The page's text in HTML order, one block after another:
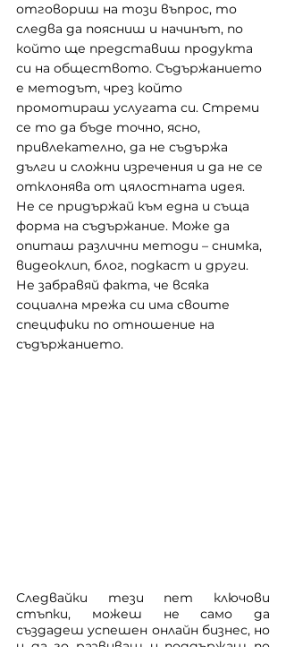
отговориш на този въпрос, то
следва да поясниш и начинът, по
който ще представиш продукта
си на обществото. Съдържанието
е методът, чрез който
промотираш услугата си. Стреми
се то да бъде точно, ясно,
привлекателно, да не съдържа
дълги и сложни изречения и да не се
отклонява от цялостната идея.
Не се придържай към една и съща
форма на съдържание. Може да
опиташ различни методи – снимка,
видеоклип, блог, подкаст и други.
Не забравяй факта, че всяка
социална мрежа си има своите
специфики по отношение на
съдържанието.
Следвайки тези пет ключови
стъпки, можеш не само да
създадеш успешен онлайн бизнес, но
и да го развиваш и поддържаш по